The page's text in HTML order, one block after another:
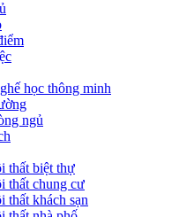
học thông minh
ngủ
thất biệt thự
thất chung cư
thất khách sạn